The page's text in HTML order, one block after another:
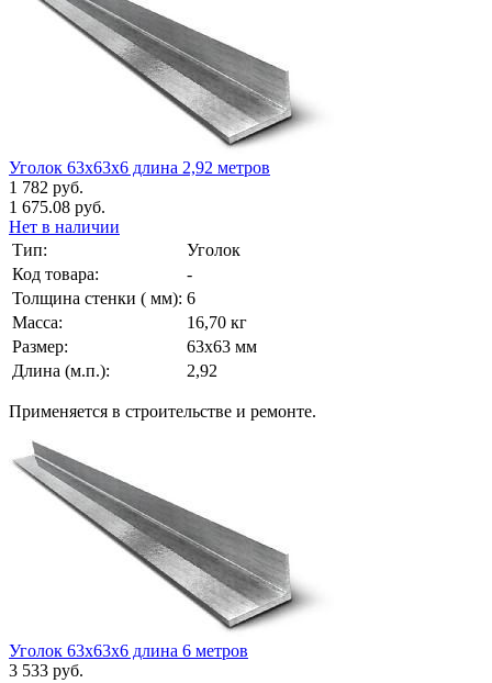
Уголок 63х63х6 длина 2,92 метров
1 782 руб.
1 675.08 руб.
Нет в наличии
Тип:
Уголок
Код товара:
-
Толщина стенки ( мм): 6
Масса:
16,70 кг
Размер:
63х63 мм
Длина (м.п.):
2,92
Применяется в строительстве и ремонте.
Уголок 63х63х6 длина 6 метров
3 533 руб.